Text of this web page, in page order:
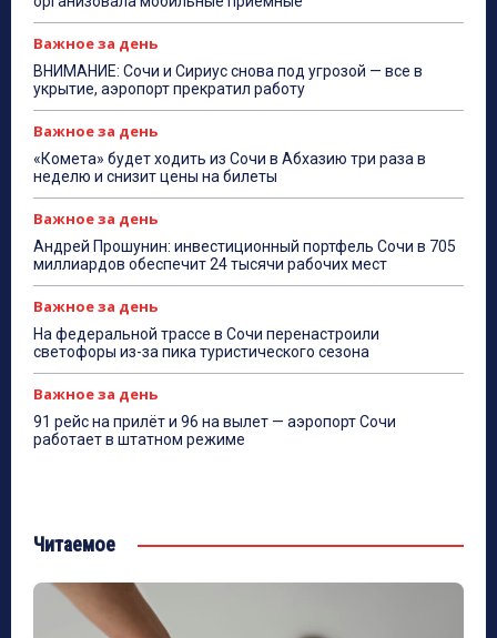
Важное за день
ВНИМАНИЕ: Сочи и Сириус снова под угрозой — все в
укрытие, аэропорт прекратил работу
Важное за день
«Комета» будет ходить из Сочи в Абхазию три раза в
неделю и снизит цены на билеты
Важное за день
Андрей Прошунин: инвестиционный портфель Сочи в 705
миллиардов обеспечит 24 тысячи рабочих мест
Важное за день
На федеральной трассе в Сочи перенастроили
светофоры из-за пика туристического сезона
Важное за день
91 рейс на прилёт и 96 на вылет — аэропорт Сочи
работает в штатном режиме
Читаемое